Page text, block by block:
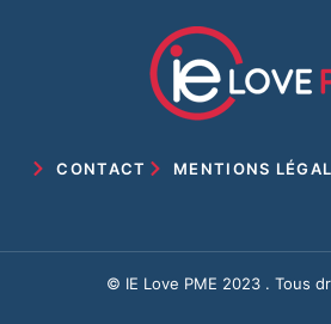
CONTACT MENTIONS
© IE Love PME 2023 . Tous